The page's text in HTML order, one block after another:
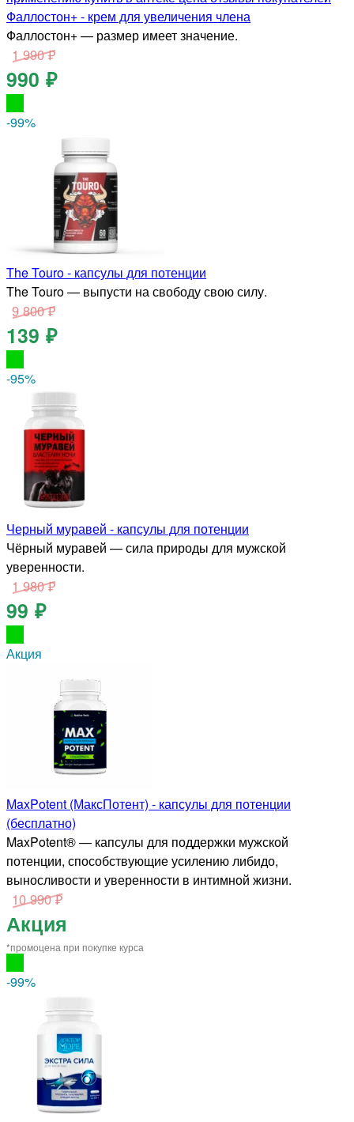
Фаллостон+ - крем для увеличения члена
Фаллостон+ — размер имеет значение.
1 990 ₽
990 ₽
-99%
The Touro - капсулы для потенции
The Touro — выпусти на свободу свою силу.
9 800 ₽
139 ₽
-95%
Черный муравей - капсулы для потенции
Чёрный муравей — сила природы для мужской
уверенности.
1 980 ₽
99 ₽
Акция
MaxPotent (МаксПотент) - капсулы для потенции
(бесплатно)
MaxPotent® — капсулы для поддержки мужской
потенции, способствующие усилению либидо,
выносливости и уверенности в интимной жизни.
10 990 ₽
Акция
*промоцена при покупке курса
-99%